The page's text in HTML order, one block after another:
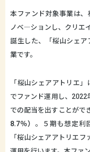
本ファンド対象事業は、
ノベ―ションし、クリエ
誕生した、「桜山シェ
業です。
「桜山シェアアトリエ
でファンド運用し、2022
での配当を出すことがで
8.7％） 。５期も想定利
「桜山シェアアトリエ